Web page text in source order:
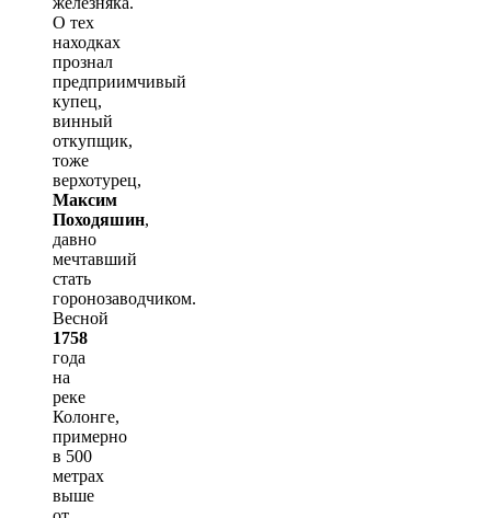
О тех
находках
прознал
предприимчивый
купец,
винный
откупщик,
тоже
верхотурец,
Максим
Походяшин,
давно
мечтавший
стать
горонозаводчиком.
Весной
1758
года
на
реке
Колонге,
примерно
в 500
метрах
выше